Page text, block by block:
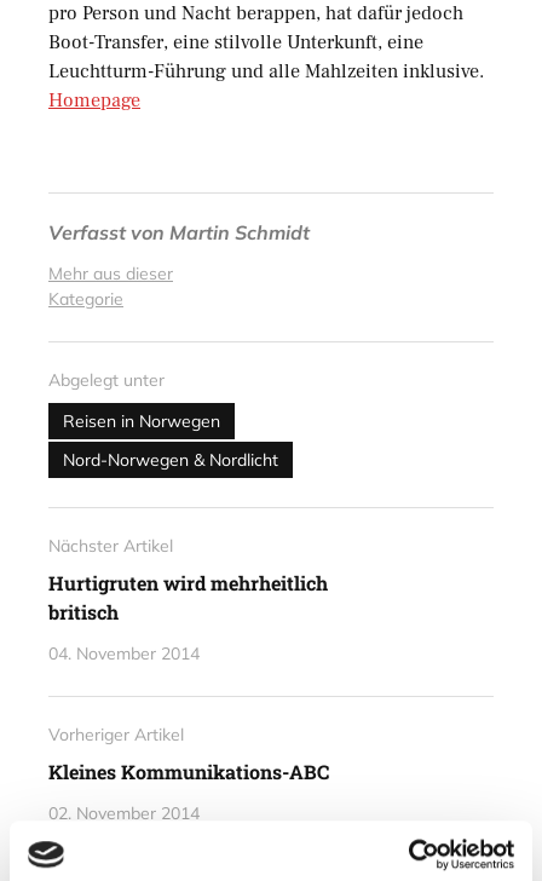
pro Person und Nacht berappen, hat dafür jedoch
Boot-Transfer, eine stilvolle Unterkunft, eine
Leuchtturm-Führung und alle Mahlzeiten inklusive.
Homepage
Verfasst von Martin Schmidt
Mehr aus dieser
Kategorie
Abgelegt unter
Reisen in Norwegen
Nord-Norwegen & Nordlicht
Nächster Artikel
Hurtigruten wird mehrheitlich
britisch
04. November 2014
Vorheriger Artikel
Kleines Kommunikations-ABC
02. November 2014